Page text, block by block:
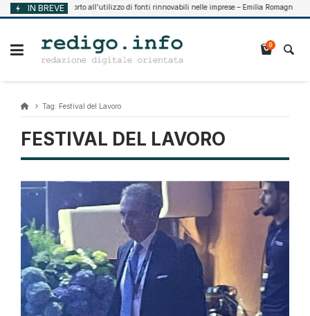
Vai
al
IN BREVE
7, 2026 Supporto all’utilizzo di fonti rinnovabili nelle imprese – Emilia Romagna
0
Tag: Festival del Lavoro
FESTIVAL DEL LAVORO